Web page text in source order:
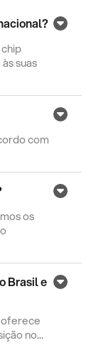
suas
com
os
Brasil e
oferece
no...